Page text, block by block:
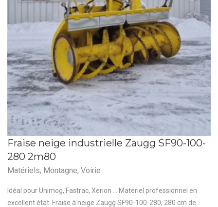
Fraise neige industrielle Zaugg SF90-100-
280 2m80
Matériels, Montagne, Voirie
Idéal pour Unimog, Fastrac, Xerion ... Matériel professionnel en
excellent état. Fraise à neige Zaugg SF90-100-280, 280 cm de